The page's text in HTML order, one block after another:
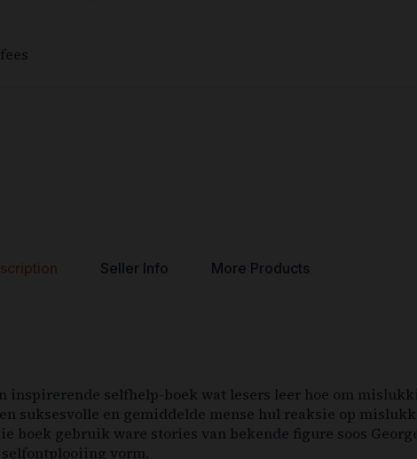
Seller Info More Products
inspirerende selfhelp-boek wat lesers leer hoe om
suksesvolle en gemiddelde mense hul reaksie op
gebruik ware stories van bekende figure soos
vorm.